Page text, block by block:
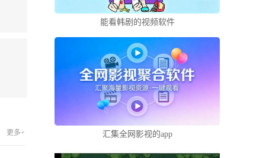
更多+
能看韩剧的视频软件
汇集全网影视的app